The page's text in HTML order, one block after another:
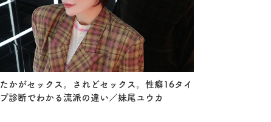
たかがセックス。されどセックス。性癖16タイ
プ診断でわかる流派の違い／妹尾ユウカ